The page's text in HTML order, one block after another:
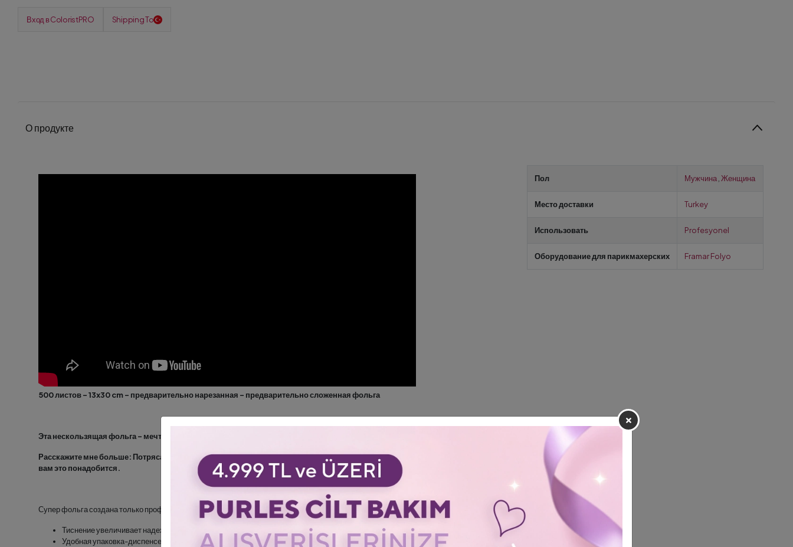
Вход в ColoristPRO Shipping To
О продукте
500 листов - 13x30 cm - предварительно нарезанная - предварительно сложенная фольга
Эта нескользящая фольга - мечта стилиста!
Расскажите мне больше: Потрясающая серебряная тисненая фольга, которая готова к использованию в ту же секунду, как
вам это понадобится.
Супер фольга создана только профессиональных салонных услуг (окрашивание, осветление итд)
Тиснение увеличивает надежность фиксации фольги и предотвращает ее соскальзывание.
Удобная упаковка-диспенсер позволяет регулировать нужную длину фольги.
Пол Мужчина, Женщина
Место доставки Turkey
Использовать Profesyonel
Оборудование для парикмахерских Framar Folyo